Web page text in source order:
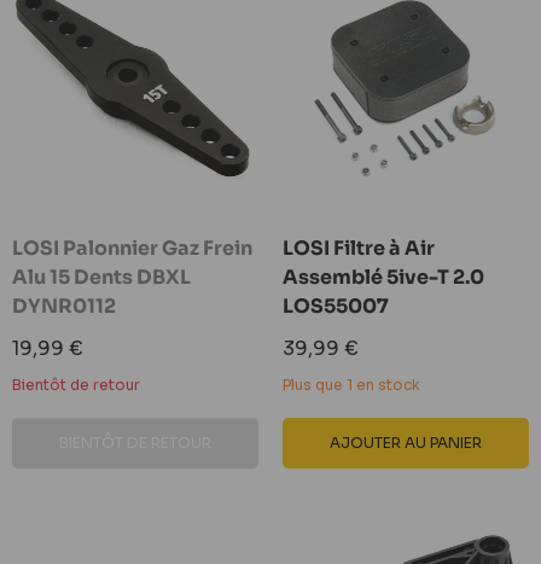
LOSI Palonnier Gaz Frein
Alu 15 Dents DBXL
DYNR0112
Prix
réduit
19,99 €
Bientôt de retour
LOSI Filtre à Air
Assemblé 5ive-T 2.0
LOS55007
Prix
réduit
39,99 €
Plus que 1 en stock
AJOUTER AU PANIER